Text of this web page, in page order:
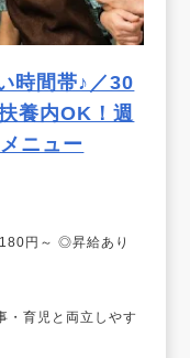
時間帯♪／30
養内OK！週
ニュー
円～ ◎昇給あり
・育児と両立しやす